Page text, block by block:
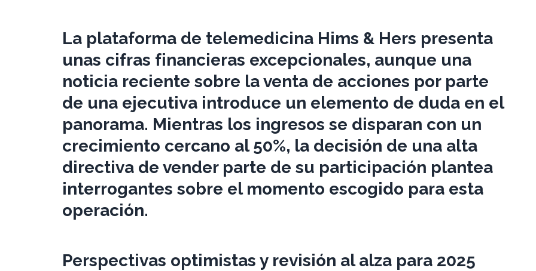
La plataforma de telemedicina Hims & Hers presenta
unas cifras financieras excepcionales, aunque una
noticia reciente sobre la venta de acciones por parte
de una ejecutiva introduce un elemento de duda en el
panorama. Mientras los ingresos se disparan con un
crecimiento cercano al 50%, la decisión de una alta
directiva de vender parte de su participación plantea
interrogantes sobre el momento escogido para esta
operación.
Perspectivas optimistas y revisión al alza para 2025